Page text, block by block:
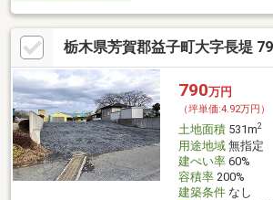
栃木県芳賀郡益子町大字長堤
790万円
（坪単価:4.92万円）
土地面積531m2
用途地域無指定
建ぺい率60%
容積率200%
建築条件なし